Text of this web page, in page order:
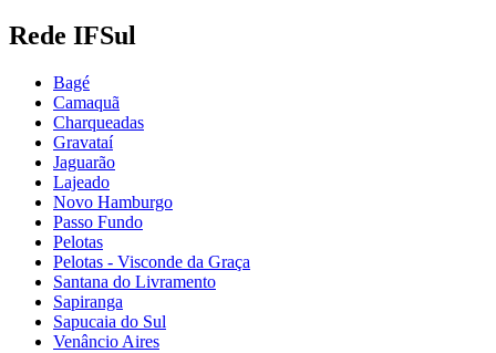
Rede IFSul
Bagé
Camaquã
Charqueadas
Gravataí
Jaguarão
Lajeado
Novo Hamburgo
Passo Fundo
Pelotas
Pelotas - Visconde da Graça
Santana do Livramento
Sapiranga
Sapucaia do Sul
Venâncio Aires